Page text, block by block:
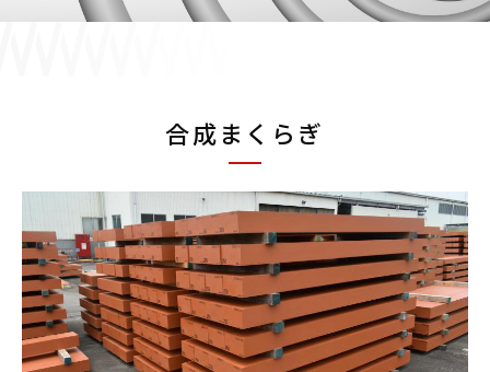
お問い合わせ
合成まくらぎ